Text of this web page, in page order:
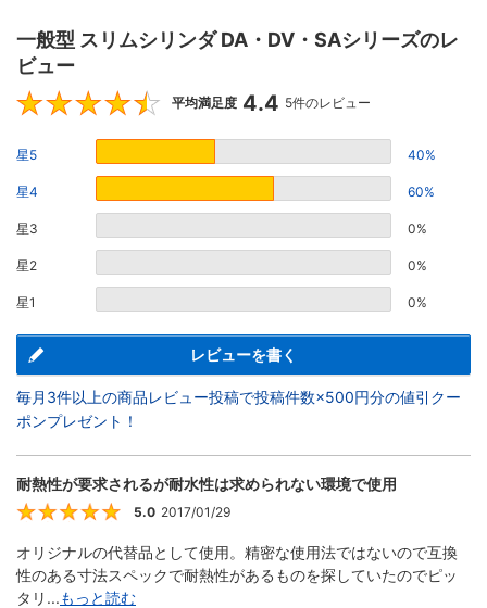
一般型 スリムシリンダ DA・DV・SAシリーズのレ
ビュー
4.4
平均満足度 4.4 5件のレビュー
星5 40%
星4 60%
星3 0%
星2 0%
星1 0%
レビューを書く
毎月3件以上の商品レビュー投稿で投稿件数×500円分の値引クー
ポンプレゼント！
耐熱性が要求されるが耐水性は求められない環境で使用
5
5.0 2017/01/29
オリジナルの代替品として使用。精密な使用法ではないので互換
性のある寸法スペックで耐熱性があるものを探していたのでピッ
タリ...もっと読む